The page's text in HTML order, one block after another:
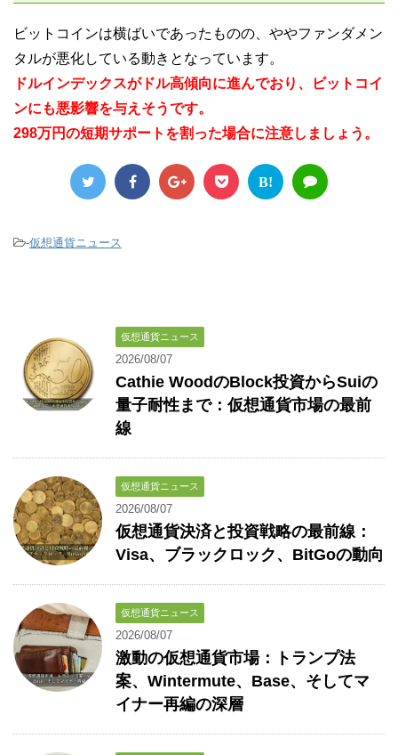
ビットコインは横ばいであったものの、ややファンダメン
タルが悪化している動きとなっています。
ドルインデックスがドル高傾向に進んでおり、ビットコイ
ンにも悪影響を与えそうです。
298万円の短期サポートを割った場合に注意しましょう。
B!
-仮想通貨ニュース
仮想通貨ニュース
2026/08/07
Cathie WoodのBlock投資からSuiの
量子耐性まで：仮想通貨市場の最前
線
仮想通貨ニュース
2026/08/07
仮想通貨決済と投資戦略の最前線：
Visa、ブラックロック、BitGoの動向
仮想通貨ニュース
2026/08/07
激動の仮想通貨市場：トランプ法
案、Wintermute、Base、そしてマ
イナー再編の深層